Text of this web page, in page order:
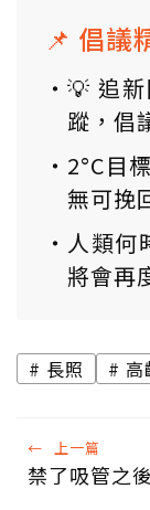
📌 倡議
💡 追
蹤，倡
2°C目
無可挽
人類何
將會再
長照 高
← 上一篇
禁了吸管之